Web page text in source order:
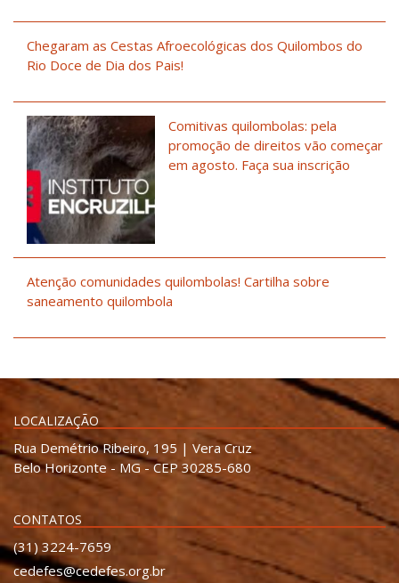
Chegaram as Cestas Afroecológicas dos Quilombos do
Rio Doce de Dia dos Pais!
Comitivas quilombolas: pela
promoção de direitos vão começar
em agosto. Faça sua inscrição
Atenção comunidades quilombolas! Cartilha sobre
saneamento quilombola
LOCALIZAÇÃO
Rua Demétrio Ribeiro, 195 | Vera Cruz
Belo Horizonte - MG - CEP 30285-680
CONTATOS
(31) 3224-7659
cedefes@cedefes.org.br